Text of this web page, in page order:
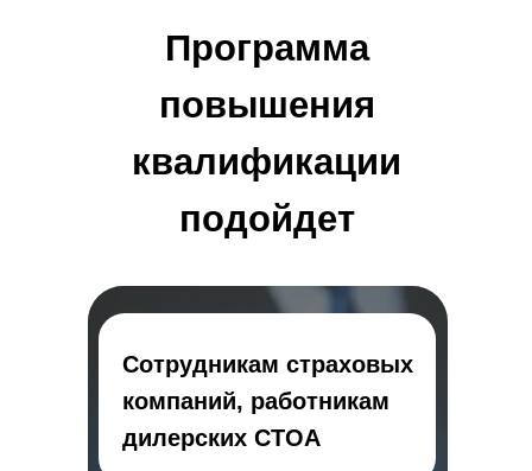
Программа
повышения
квалификации
подойдет
Сотрудникам страховых
компаний, работникам
дилерских СТОА